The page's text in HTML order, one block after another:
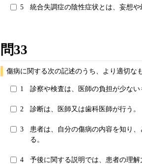
5 統合失調症の陰性症状とは、妄想
問33
傷病に関する次の記述のうち、より適切な
1 診察や検査は、医師の負担が少な
2 診断は、医師又は歯科医師が行う。
3
患者は、自分の傷病の内容を知り
る。
4 予後に関する説明では、患者の理